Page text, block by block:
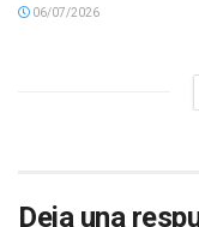
06/07/2026
Deja una